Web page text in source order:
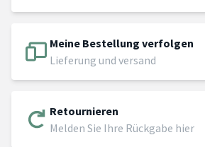
Meine Bestellung verfolgen
Lieferung und versand
Retournieren
Melden Sie Ihre Rückgabe hier